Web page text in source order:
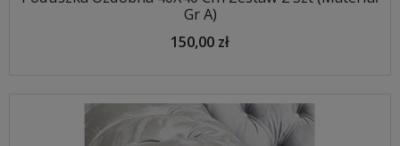
Gr A)
150,00 zł